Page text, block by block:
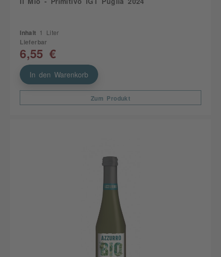
Inhalt 1 Liter
Lieferbar
6,55 €
In den Warenkorb
Zum Produkt